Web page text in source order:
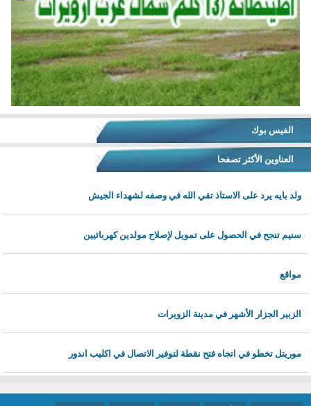
الفيس بوك
العناوين الأكثر تصفحا
ولد بايه يرد على الاستاذ تقي الله في وصفه لشهداء الجيش
سنيم تنجح في الحصول على تمويل لإصلاح مولدين كهربائيين
مواقع
الزبير الجزار الأشهر في مدينة الزويرات
موريتل تخطو في اتجاه فتح نقطة لتوفير الاتصال في اكليب اندور